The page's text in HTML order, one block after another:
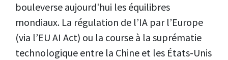
bouleverse aujourd'hui les équilibres
mondiaux. La régulation de l’IA par l’Europe
(via l’EU AI Act) ou la course à la suprématie
technologique entre la Chine et les États-Unis